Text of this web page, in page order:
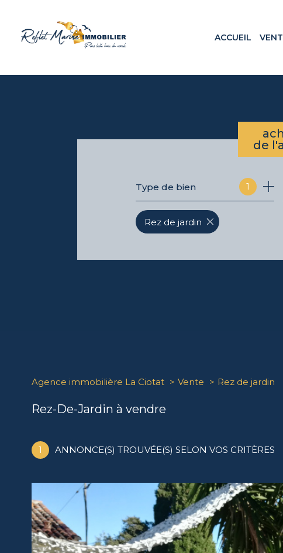
ACCUEIL
Maisons &
de
de
du
Type de bien 1
Rez de jardin
Agence immobilière La Ciotat Vente Rez de jardin
Rez-De-Jardin à vendre
1 ANNONCE(S) TROUVÉE(S) SELON VOS CRITÈRES